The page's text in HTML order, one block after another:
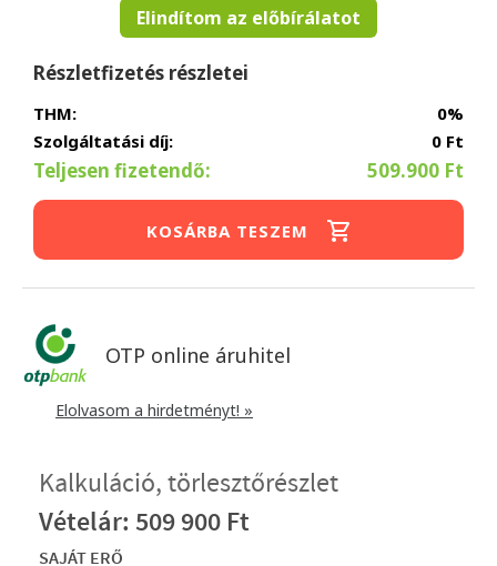
Elindítom az előbírálatot
Részletfizetés részletei
THM:
0%
Szolgáltatási díj:
0 Ft
Teljesen fizetendő: 509.900 Ft
KOSÁRBA TESZEM
OTP online áruhitel
Elolvasom a hirdetményt! »